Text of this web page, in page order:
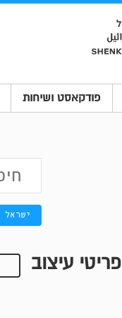
פודקאסט ושיחות
ישראל